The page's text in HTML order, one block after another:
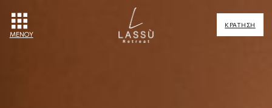
ΜΕΝΟΥ
ΚΡΑΤΗΣΗ